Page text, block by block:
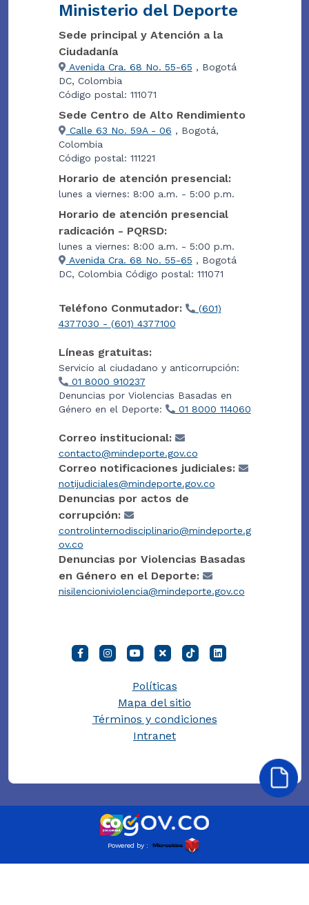
Ministerio del Deporte
Sede principal y Atención a la
Ciudadanía
Avenida Cra. 68 No. 55-65 , Bogotá
DC, Colombia
Código postal: 111071
Sede Centro de Alto Rendimiento
Calle 63 No. 59A - 06 , Bogotá,
Colombia
Código postal: 111221
Horario de atención presencial:
lunes a viernes: 8:00 a.m. - 5:00 p.m.
Horario de atención presencial
radicación - PQRSD:
lunes a viernes: 8:00 a.m. - 5:00 p.m.
Avenida Cra. 68 No. 55-65 , Bogotá
DC, Colombia Código postal: 111071
Teléfono Conmutador:
(601)
4377030 - (601) 4377100
Líneas gratuitas:
Servicio al ciudadano y anticorrupción:
01 8000 910237
Denuncias por Violencias Basadas en
Género en el Deporte:
01 8000 114060
Correo institucional:
contacto@mindeporte.gov.co
Correo notificaciones judiciales:
notijudiciales@mindeporte.gov.co
Denuncias por actos de
corrupción:
controlinternodisciplinario@mindeporte.g
ov.co
Denuncias por Violencias Basadas
en Género en el Deporte:
nisilencioniviolencia@mindeporte.gov.co
Políticas
Mapa del sitio
Términos y condiciones
Intranet
Powered by :